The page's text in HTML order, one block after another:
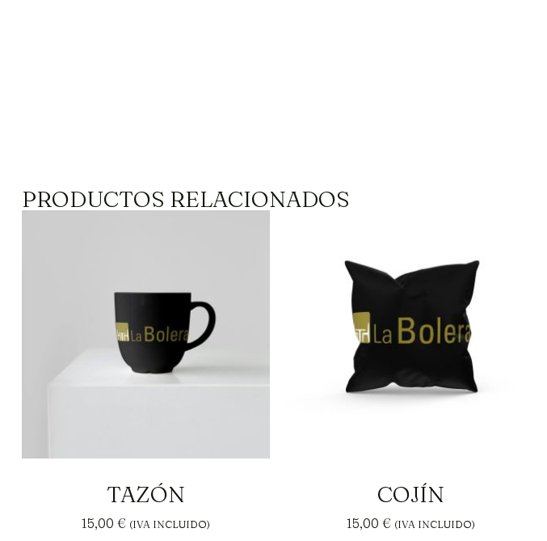
PRODUCTOS RELACIONADOS
TAZÓN
15,00€ (IVA INCLUIDO)
COJÍN
15,00 € (IVA INCLUIDO)